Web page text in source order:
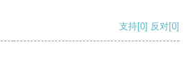
支持[0] 反对[0]